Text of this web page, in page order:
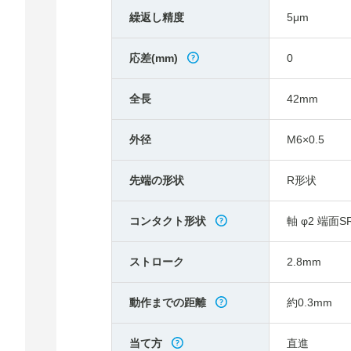
繰返し精度 5μm
応差(mm) 0
全長 42mm
外径 M6×0.5
先端の形状 R形状
コンタクト形状 軸 φ2 端面
ストローク 2.8mm
動作までの距離 約0.3mm
当て方 直進